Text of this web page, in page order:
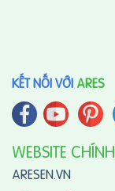
KẾT NỐI VỚI ARES
WEBSITE CHÍNH
ARESEN.VN